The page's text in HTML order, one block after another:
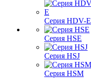
Серия HDV-E
Серия HSE
Серия HSJ
Серия HSM